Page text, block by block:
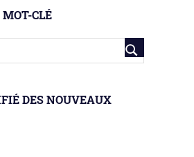
MOT-CLÉ
DES NOUVEAUX